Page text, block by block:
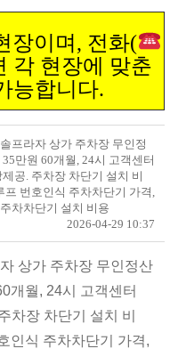
장이며, 전화(
각 현장에 맞춘
능합니다.
프라자 상가 주차장 무인정
만원 60개월, 24시 고객센터
공. 주차장 차단기 설치 비
프 번호인식 주차차단기 가격,
차차단기 설치 비용
2026-04-29 10:37
상가 주차장 무인정산
개월, 24시 고객센터
차장 차단기 설치 비
인식 주차차단기 가격,